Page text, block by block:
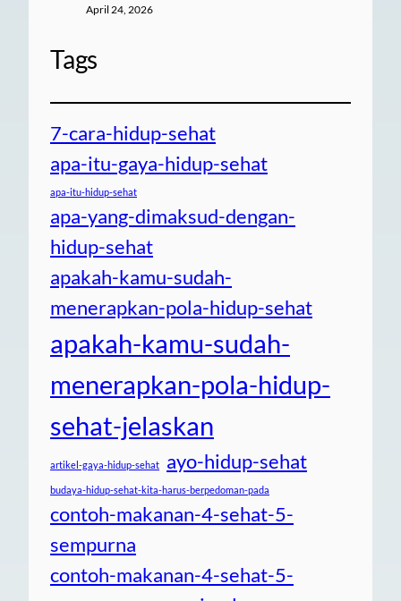
April 24, 2026
Tags
7-cara-hidup-sehat
apa-itu-gaya-hidup-sehat
apa-itu-hidup-sehat
apa-yang-dimaksud-dengan-
hidup-sehat
apakah-kamu-sudah-
menerapkan-pola-hidup-sehat
apakah-kamu-sudah-
menerapkan-pola-hidup-
sehat-jelaskan
artikel-gaya-hidup-sehat ayo-hidup-sehat
budaya-hidup-sehat-kita-harus-berpedoman-pada
contoh-makanan-4-sehat-5-
sempurna
contoh-makanan-4-sehat-5-